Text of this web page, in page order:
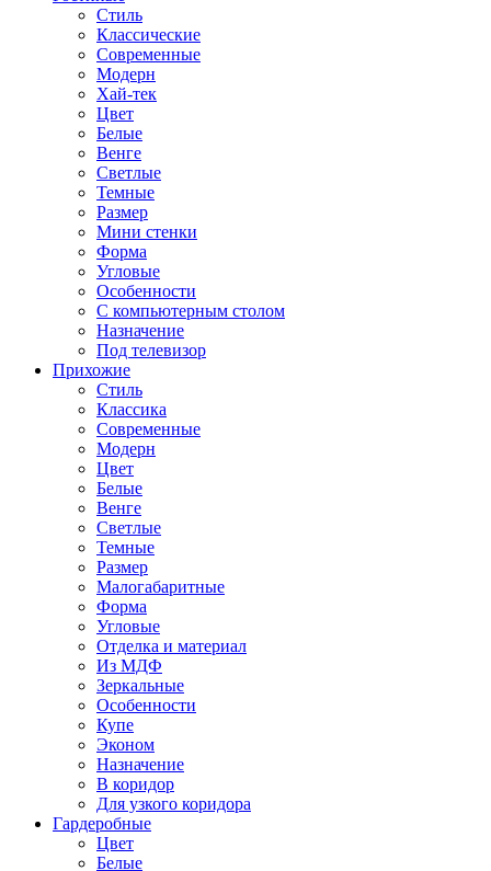
Стиль
Классические
Современные
Модерн
Хай-тек
Цвет
Белые
Венге
Светлые
Темные
Размер
Мини стенки
Форма
Угловые
Особенности
С компьютерным столом
Назначение
Под телевизор
Прихожие
Стиль
Классика
Современные
Модерн
Цвет
Белые
Венге
Светлые
Темные
Размер
Малогабаритные
Форма
Угловые
Отделка и материал
Из МДФ
Зеркальные
Особенности
Купе
Эконом
Назначение
В коридор
Для узкого коридора
Гардеробные
Цвет
Белые